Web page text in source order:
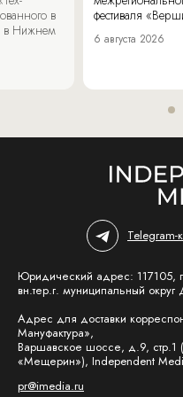
в
в Нижнем
фестиваля
6 августа 2026
Telegram-
Юридический адрес: 117105,
вн.тер.г. муниципальный
Адрес для доставки
Мануфактура»,
Варшавское шоссе, д.9, стр.1
«Мещерин»), Independent
pr@imedia.ru